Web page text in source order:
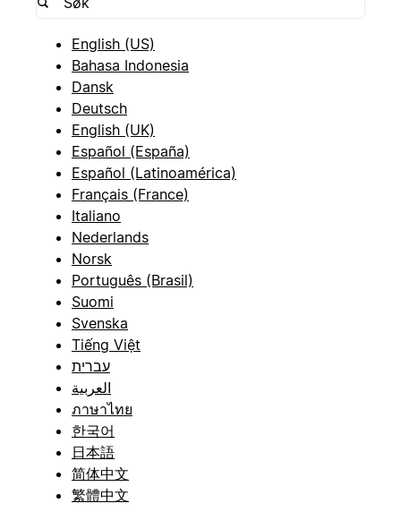
English (US)
Bahasa Indonesia
Dansk
Deutsch
English (UK)
Español (España)
Español (Latinoamérica)
Français (France)
Italiano
Nederlands
Norsk
Português (Brasil)
Suomi
Svenska
Tiếng Việt
עברית
العربية
ภาษาไทย
한국어
日本語
简体中文
繁體中文